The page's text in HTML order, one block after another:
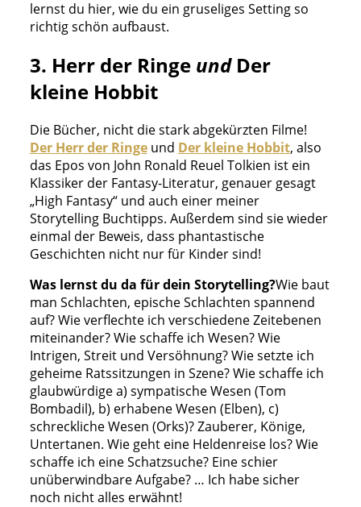
lernst du hier, wie du ein gruseliges Setting so
richtig schön aufbaust.
3. Herr der Ringe undDer
kleine Hobbit
Die Bücher, nicht die stark abgekürzten Filme!
Der Herr der Ringeund Der kleine Hobbit, also
das Epos von John Ronald Reuel Tolkien ist ein
Klassiker der Fantasy-Literatur, genauer gesagt
„High Fantasy“ und auch einer meiner
Storytelling Buchtipps. Außerdem sind sie wieder
einmal der Beweis, dass phantastische
Geschichten nicht nur für Kinder sind!
Was lernst du da für dein Storytelling?Wie baut
man Schlachten, epische Schlachten spannend
auf? Wie verflechte ich verschiedene Zeitebenen
miteinander? Wie schaffe ich Wesen? Wie
Intrigen, Streit und Versöhnung? Wie setzte ich
geheime Ratssitzungen in Szene? Wie schaffe ich
glaubwürdige a) sympatische Wesen (Tom
Bombadil), b) erhabene Wesen (Elben), c)
schreckliche Wesen (Orks)? Zauberer, Könige,
Untertanen. Wie geht eine Heldenreise los? Wie
schaffe ich eine Schatzsuche? Eine schier
unüberwindbare Aufgabe? … Ich habe sicher
noch nicht alles erwähnt!